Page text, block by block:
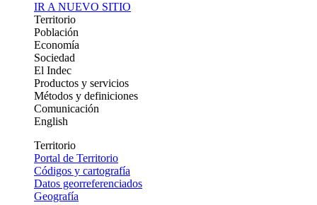
IR A NUEVO SITIO
Territorio
Población
Economía
Sociedad
El Indec
Productos y servicios
Métodos y definiciones
Comunicación
English
Territorio
Portal de Territorio
Códigos y cartografía
Datos georreferenciados
Geografía